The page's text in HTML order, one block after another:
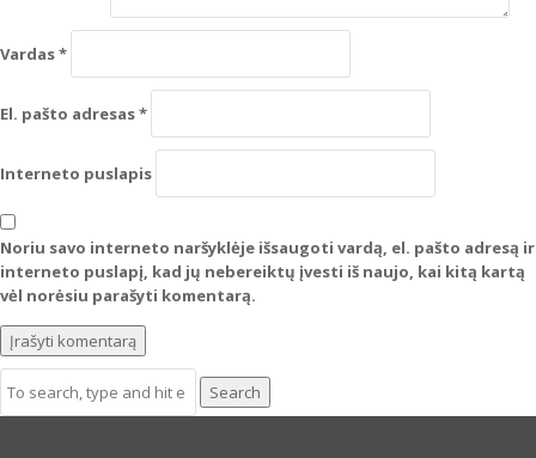
Vardas*
El. pašto adresas*
Interneto puslapis
Noriu savo interneto naršyklėje išsaugoti vardą, el. pašto adresą ir
interneto puslapį, kad jų nebereiktų įvesti iš naujo, kai kitą kartą
vėl norėsiu parašyti komentarą.
Search